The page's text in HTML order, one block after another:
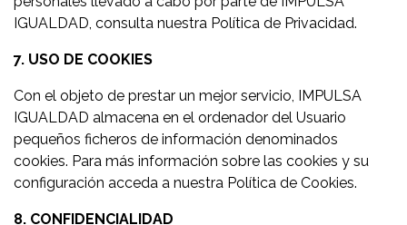
IGUALDAD, consulta nuestra Política de Privacidad.
7. USO DE COOKIES
Con el objeto de prestar un mejor servicio, IMPULSA
IGUALDAD almacena en el ordenador del Usuario
pequeños ficheros de información denominados
cookies. Para más información sobre las cookies y su
configuración acceda a nuestra Política de Cookies.
8. CONFIDENCIALIDAD